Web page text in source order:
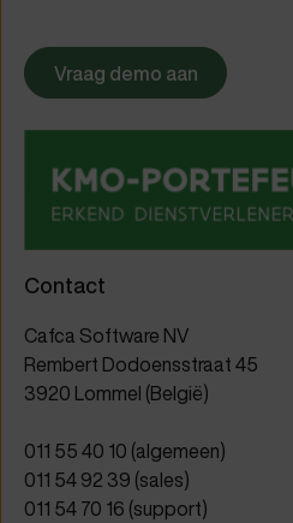
Vraag demo aan
Contact
Cafca Software NV
Rembert Dodoensstraat 45
3920 Lommel (België)
011 55 40 10 (algemeen)
011 54 92 39 (sales)
011 54 70 16 (support)